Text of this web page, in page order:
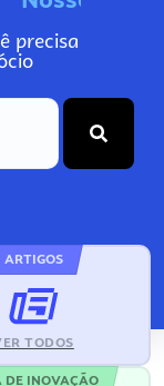
precisa
ARTIGOS
TODOS
DE INOVAÇÃO